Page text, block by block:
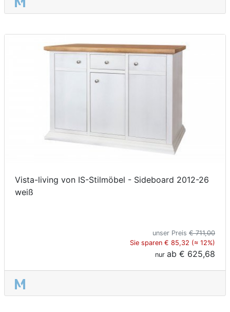
Vista-living von IS-Stilmöbel - Sideboard 2012-26
weiß
unser Preis € 711,00
Sie sparen € 85,32 (≈ 12%)
nur ab € 625,68